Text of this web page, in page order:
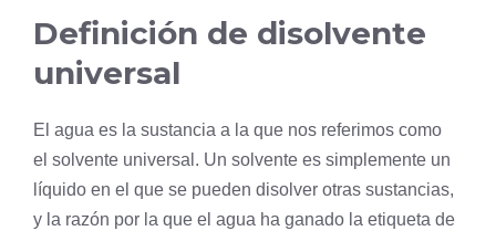
Definición de disolvente
universal
El agua es la sustancia a la que nos referimos como
el solvente universal. Un solvente es simplemente un
líquido en el que se pueden disolver otras sustancias,
y la razón por la que el agua ha ganado la etiqueta de